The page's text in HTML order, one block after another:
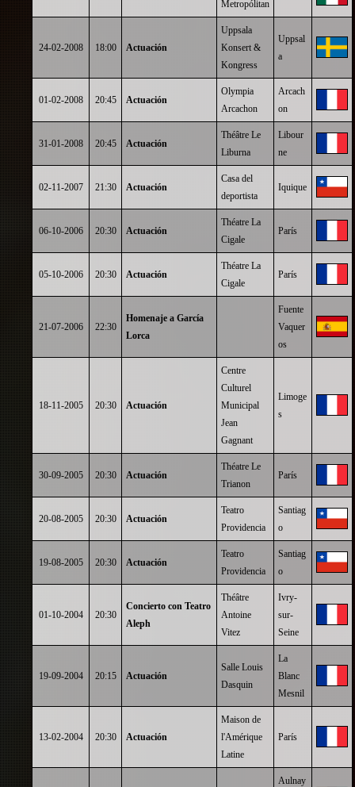
Metropólitan
24-02-2008 18:00 Actuación
Uppsala
Konsert &
Kongress
Uppsal
a
01-02-2008 20:45 Actuación
Olympia
Arcachon
Arcach
on
31-01-2008 20:45 Actuación
Théâtre Le
Liburna
Libour
ne
02-11-2007 21:30 Actuación
Casa del
deportista
Iquique
06-10-2006 20:30 Actuación
Théatre La
Cigale
París
05-10-2006 20:30 Actuación
Théatre La
Cigale
París
21-07-2006 22:30
Homenaje a García
Lorca
Fuente
Vaquer
os
18-11-2005 20:30 Actuación
Centre
Culturel
Municipal
Jean
Gagnant
Limoge
s
30-09-2005 20:30 Actuación
Théatre Le
Trianon
París
20-08-2005 20:30 Actuación
Teatro
Providencia
Santiag
o
19-08-2005 20:30 Actuación
Teatro
Providencia
Santiag
o
01-10-2004 20:30
Concierto con Teatro
Aleph
Théâtre
Antoine
Vitez
Ivry-
sur-
Seine
19-09-2004 20:15 Actuación
Salle Louis
Dasquin
La
Blanc
Mesnil
13-02-2004 20:30 Actuación
Maison de
l'Amérique
Latine
París
Aulnay